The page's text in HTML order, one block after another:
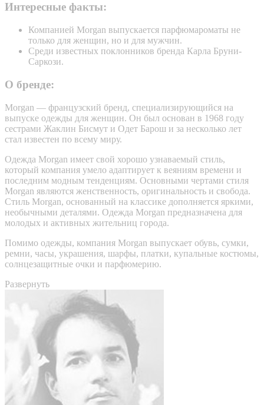
Интересные факты:
Компанией Morgan выпускается парфюмароматы не
только для женщин, но и для мужчин.
Среди известных поклонников бренда Карла Бруни-
Саркози.
О бренде:
Morgan — французский бренд, специализирующийся на
выпуске одежды для женщин. Он был основан в 1968 году
сестрами Жаклин Бисмут и Одет Барош и за несколько лет
стал известен по всему миру.
Одежда Morgan имеет свой хорошо узнаваемый стиль,
который компания умело адаптирует к веяниям времени и
последним модным тенденциям. Основными чертами стиля
Morgan являются женственность, оригинальность и свобода.
Стиль Morgan, основанный на классике дополняется яркими,
необычными деталями. Одежда Morgan предназначена для
молодых и активных жительниц города.
Помимо одежды, компания Morgan выпускает обувь, сумки,
ремни, часы, украшения, шарфы, платки, купальные костюмы,
солнцезащитные очки и парфюмерию.
Развернуть